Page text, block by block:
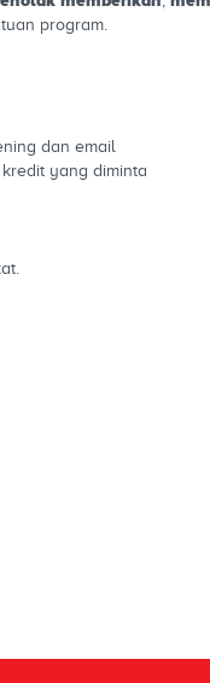
program.
dan email
yang diminta